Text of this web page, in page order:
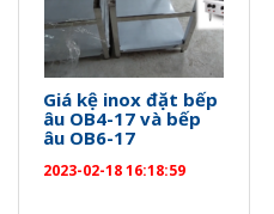
Giá kệ inox đặt bếp
âu OB4-17 và bếp
âu OB6-17
2023-02-18 16:18:59